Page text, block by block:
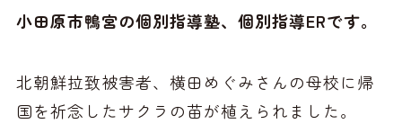
小田原市鴨宮の個別指導塾、個別指導ERです。
北朝鮮拉致被害者、横田めぐみさんの母校に帰
国を祈念したサクラの苗が植えられました。